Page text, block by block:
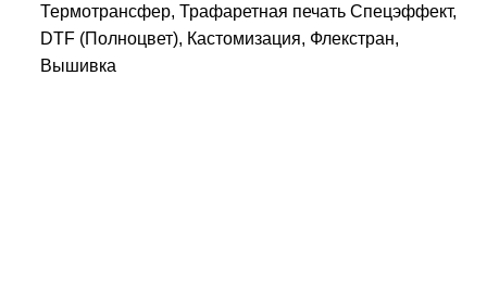
Термотрансфер, Трафаретная печать Спецэффект,
DTF (Полноцвет), Кастомизация, Флекстран,
Вышивка